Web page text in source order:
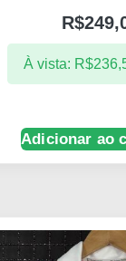
R$
À vista: R$
Adicionar ao